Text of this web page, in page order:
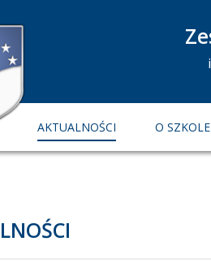
AKTUALNOŚCI O SZKOLE